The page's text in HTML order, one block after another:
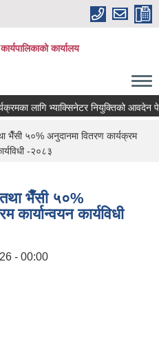
कार्यालय
लागि भ्याक्सिनेटर नियुक्तिको आवदेन पेश
भैँसी ५०% अनुदानमा वितरण कार्यक्रम
-२०८३
तथा भैँसी ५०%
कार्यान्वयन कार्यविधी
- 00:00